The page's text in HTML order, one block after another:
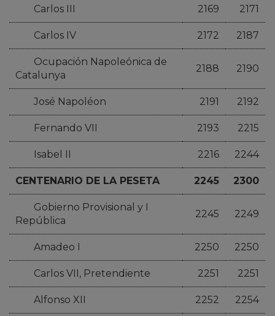
Carlos III 2169 2171
Carlos IV 2172 2187
Ocupación Napoleónica de
Catalunya
2188 2190
José Napoléon 2191 2192
Fernando VII 2193 2215
Isabel II 2216 2244
CENTENARIO DE LA PESETA 2245 2300
Gobierno Provisional y I
República
2245 2249
Amadeo I 2250 2250
Carlos VII, Pretendiente 2251 2251
Alfonso XII 2252 2254